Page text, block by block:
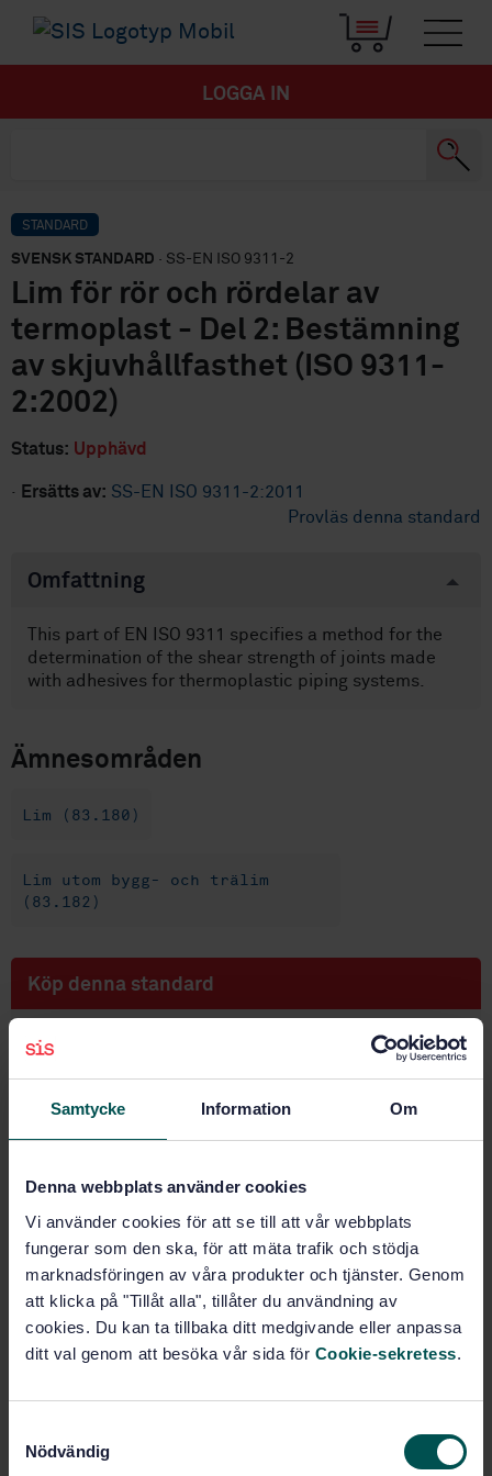
Samtycke Information Om
Denna webbplats använder cookies
Vi använder cookies för att se till att vår webbplats
fungerar som den ska, för att mäta trafik och stödja
marknadsföringen av våra produkter och tjänster. Genom
att klicka på "Tillåt alla", tillåter du användning av
cookies. Du kan ta tillbaka ditt medgivande eller anpassa
ditt val genom att besöka vår sida för Cookie-sekretess.
Nödvändig
LOGGA IN
STANDARD
SVENSK STANDARD · SS-EN ISO 9311-2
Lim för rör och rördelar av
termoplast - Del 2: Bestämning
av skjuvhållfasthet (ISO 9311-
2:2002)
Status: Upphävd
· Ersätts av: SS-EN ISO 9311-2:2011
Provläs denna standard
Omfattning
This part of EN ISO 9311 specifies a method for the
determination of the shear strength of joints made
with adhesives for thermoplastic piping systems.
Ämnesområden
Lim (83.180)
Lim utom bygg- och trälim
(83.182)
Köp denna standard
STANDARD
Lim för rör och rördelar av termoplast - Del 2:
Bestämning av skjuvhållfasthet (ISO 9311-2:2002)
Pris:789 SEK
PDF
Lägg i varukorgen
Fler alternativ
Produktinformation
Språk: